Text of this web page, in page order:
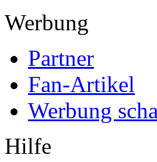
Werbung
Partner
Fan-Artikel
Werbung
Hilfe